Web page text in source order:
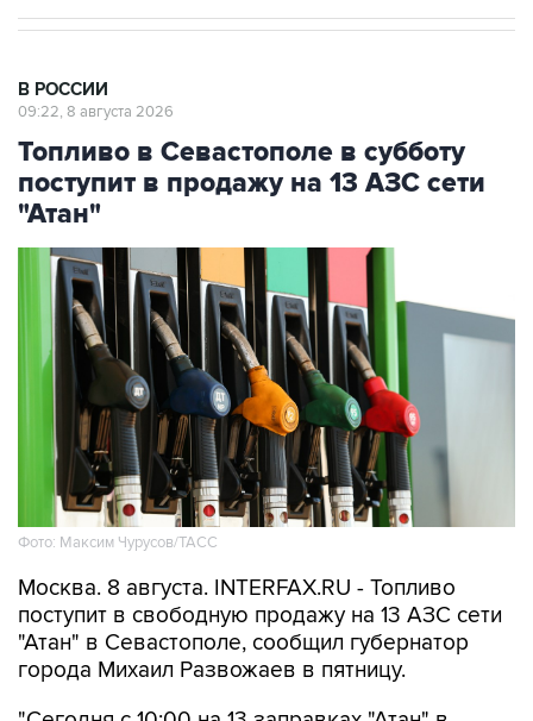
В РОССИИ
09:22, 8 августа 2026
Топливо в Севастополе в субботу
поступит в продажу на 13 АЗС сети
"Атан"
Фото: Максим Чурусов/ТАСС
Москва. 8 августа. INTERFAX.RU - Топливо
поступит в свободную продажу на 13 АЗС сети
"Атан" в Севастополе, сообщил губернатор
города Михаил Развожаев в пятницу.